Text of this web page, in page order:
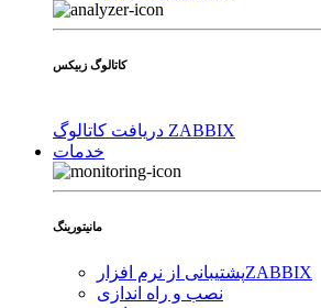
کاتالوگ زبیکس
دریافت کاتالوگ ZABBIX
خدمات
مانیتورینگ
پشتیبانی از نرم افزارZABBIX
نصب و راه اندازی